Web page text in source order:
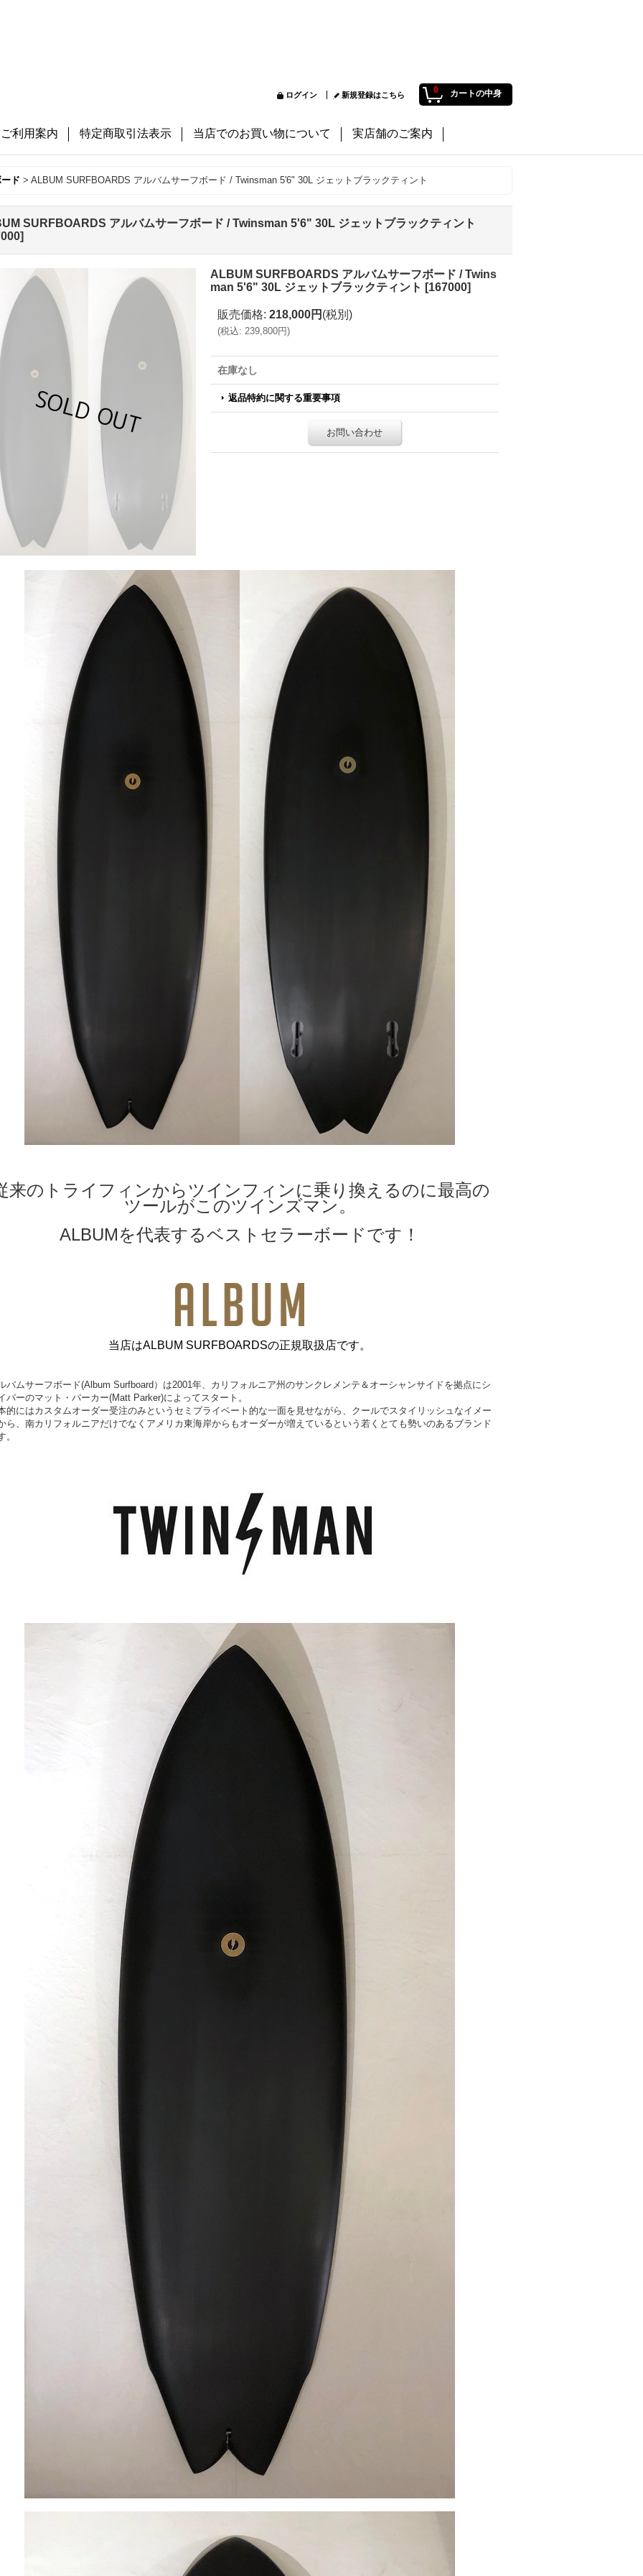
0 カートの中身
ログイン 新規登録はこちら
ご利用案内 特定商取引法表示 当店でのお買い物について 実店舗のご案内
ド > ALBUM SURFBOARDS アルバムサーフボード / Twinsman 5'6" 30L ジェットブラックティント
SURFBOARDS アルバムサーフボード / Twinsman 5'6" 30L ジェットブラックティント
]
ALBUM SURFBOARDS アルバムサーフボード / Twins
man 5'6" 30L ジェットブラックティント [167000]
販売価格: 218,000円 (税別)
(税込: 239,800円)
在庫なし
返品特約に関する重要事項
お問い合わせ
来のトライフィンからツインフィンに乗り換えるのに最高の
ツールがこのツインズマン。
ALBUMを代表するベストセラーボードです！
当店はALBUM SURFBOARDSの正規取扱店です。
バムサーフボード(Album Surfboard）は2001年、カリフォルニア州のサンクレメンテ＆オーシャンサイドを拠点にシ
パーのマット・パーカー(Matt Parker)によってスタート。
的にはカスタムオーダー受注のみというセミプライベート的な一面を見せながら、クールでスタイリッシュなイメー
ら、南カリフォルニアだけでなくアメリカ東海岸からもオーダーが増えているという若くとても勢いのあるブランド
。